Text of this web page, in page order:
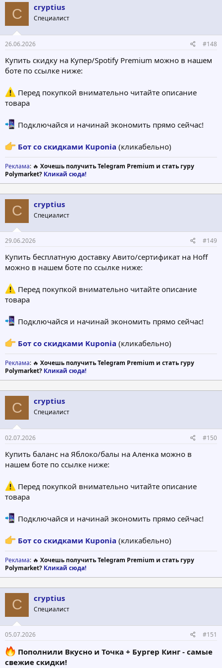
C cryptius
Специалист
26.06.2026 #148
Купить скидку на Купер/Spotify Premium можно в нашем
боте по ссылке ниже:
Перед покупкой внимательно читайте описание
товара
Подключайся и начинай экономить прямо сейчас!
Бот со скидками Kuponia (кликабельно)
Реклама: 🔥 Хочешь получить Telegram Premium и стать гуру
Polymarket? Кликай сюда!
C cryptius
Специалист
29.06.2026 #149
Купить бесплатную доставку Авито/сертификат на Hoff
можно в нашем боте по ссылке ниже:
Перед покупкой внимательно читайте описание
товара
Подключайся и начинай экономить прямо сейчас!
Бот со скидками Kuponia (кликабельно)
Реклама: 🔥 Хочешь получить Telegram Premium и стать гуру
Polymarket? Кликай сюда!
C cryptius
Специалист
02.07.2026 #150
Купить баланс на Яблоко/балы на Аленка можно в
нашем боте по ссылке ниже:
Перед покупкой внимательно читайте описание
товара
Подключайся и начинай экономить прямо сейчас!
Бот со скидками Kuponia (кликабельно)
Реклама: 🔥 Хочешь получить Telegram Premium и стать гуру
Polymarket? Кликай сюда!
C cryptius
Специалист
05.07.2026 #151
Пополнили Вкусно и Точка + Бургер Кинг - самые
свежие скидки!